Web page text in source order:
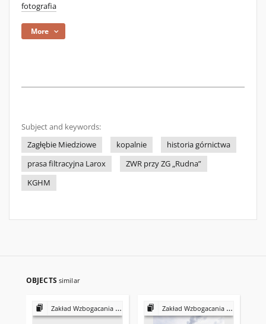
fotografia
More
Subject and keywords:
Zagłębie Miedziowe
kopalnie
historia górnictwa
prasa filtracyjna Larox
ZWR przy ZG „Rudna”
KGHM
OBJECTS similar
Zakład Wzbogacania Rud przy Zakładach Górniczych „Rudna” : prasa filtracyjna Zakład Wzbogacania Rud przy Zakładach Górniczych „Rudna” : prasa filtracyjna